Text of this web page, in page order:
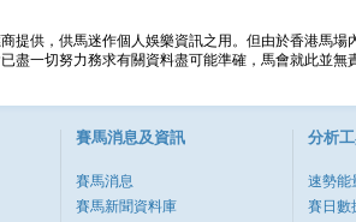
提供，供馬迷作個人娛樂資訊之用。但由於香港馬
盡一切努力務求有關資料盡可能準確，馬會就此並
賽馬消息及資訊
賽馬消息
賽馬新聞資料庫
分析
速勢能
賽日數